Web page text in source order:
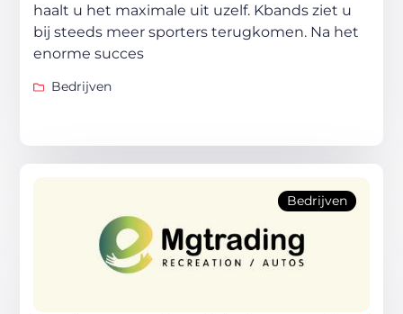
haalt u het maximale uit uzelf. Kbands ziet u
bij steeds meer sporters terugkomen. Na het
enorme succes
Bedrijven
Bedrijven